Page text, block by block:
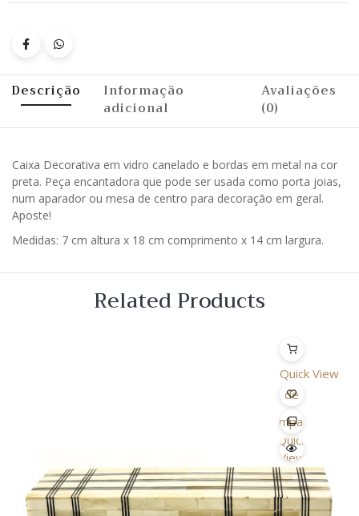
Descrição
Informação
adicional
Avaliações
(0)
Caixa Decorativa em vidro canelado e bordas em metal na cor
preta. Peça encantadora que pode ser usada como porta joias,
num aparador ou mesa de centro para decoração em geral.
Aposte!
Medidas: 7 cm altura x 18 cm comprimento x 14 cm largura.
Related Products
Quick View
Lista
de
Desejo
Comparar
Quick
View